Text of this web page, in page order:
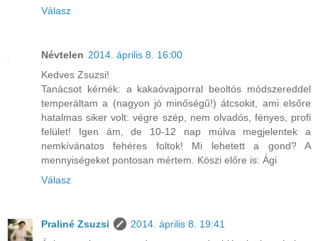
Válasz
Névtelen 2014. április 8. 16:00
Kedves Zsuzsi!
Tanácsot kérnék: a kakaóvajporral beoltós módszereddel
temperáltam a (nagyon jó minőségű!) átcsokit, ami elsőre
hatalmas siker volt: végre szép, nem olvadós, fényes, profi
felület! Igen ám, de 10-12 nap múlva megjelentek a
nemkívánatos fehéres foltok! Mi lehetett a gond? A
mennyiségeket pontosan mértem. Köszi előre is: Ági
Válasz
Praliné Zsuzsi
2014. április 8. 19:41